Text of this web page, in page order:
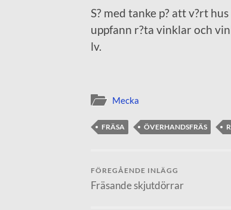
S? med tanke p? att v?rt
uppfann r?ta vinklar och
lv.
Mecka
FRÄSA ÖVERHANDSFRÄS
FÖREGÅENDE INLÄGG
Fräsande skjutdörrar